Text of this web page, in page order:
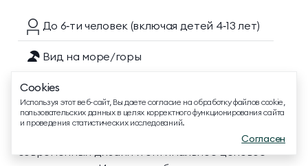
+74991107964
EMAIL ДЛЯ ВОПРОСОВ И ПОЖЕЛАНИЙ
info@mriyaresort.com
До 6‑тичеловек(включая детей 4‑13 лет)
Вид на море/горы
Для людей с ограниченными
возможностями
В номере прекрасно сочетаются домашний уют,
современный дизайн и оптимальное ценовое
Cookies
Используя этот веб-сайт, Вы даете согласие на обработку файлов cookie,
пользовательских данных в целях корректного функционирования сайта
и проведения статистических исследований.
Согласен